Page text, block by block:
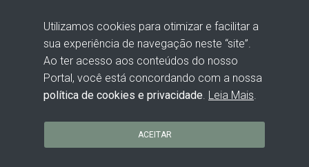
Utilizamos cookies para otimizar e facilitar a
sua experiência de navegação neste “site”.
Ao ter acesso aos conteúdos do nosso
Portal, você está concordando com a nossa
política de cookies e privacidade. Leia Mais.
ACEITAR
Rodovia BA 512, KM 1,5 - Polo Industrial de Camaçari - Camaçari -
BA - CEP: 42816-440